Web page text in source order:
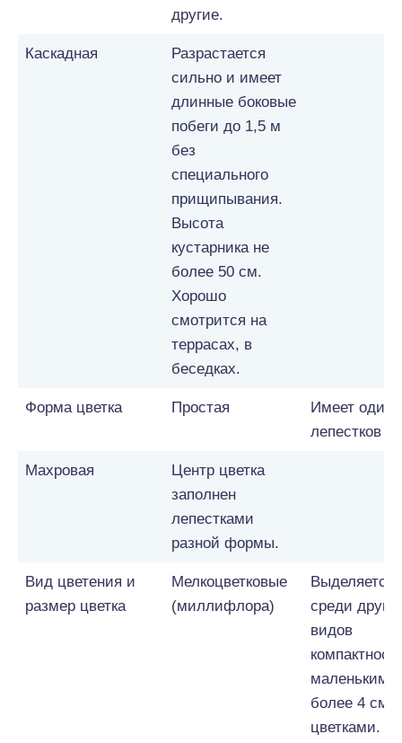
другие.
Каскадная
Разрастается
сильно и имеет
длинные боковые
побеги до 1,5 м
без
специального
прищипывания.
Высота
кустарника не
более 50 см.
Хорошо
смотрится на
террасах, в
беседках.
Форма цветка Простая
Имеет один
лепестков
Махровая
Центр цветка
заполнен
лепестками
разной формы.
Вид цветения и
размер цветка
Мелкоцветковые
(миллифлора)
Выделяется
среди
видов
маленькими
более 4 см)
цветками.